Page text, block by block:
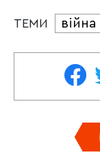
ТЕМИ війна